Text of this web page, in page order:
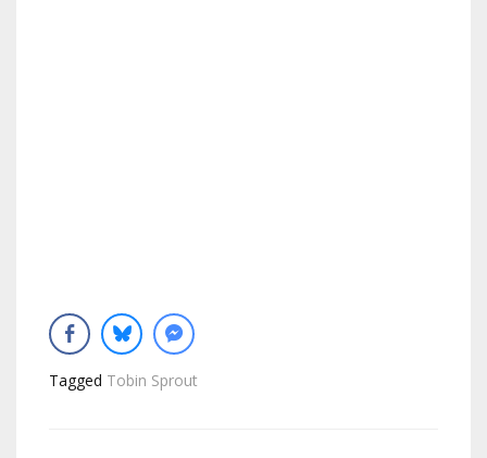
Tagged Tobin Sprout